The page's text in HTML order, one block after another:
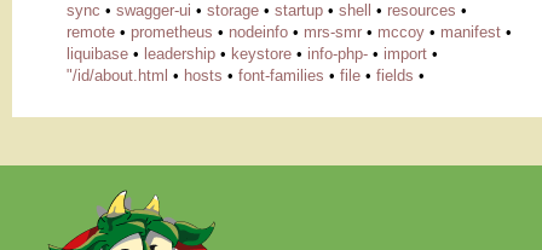
sync • swagger-ui • storage • startup • shell • resources •
remote • prometheus • nodeinfo • mrs-smr • mccoy • manifest •
liquibase • leadership • keystore • info-php- • import •
"/id/about.html • hosts • font-families • file • fields •